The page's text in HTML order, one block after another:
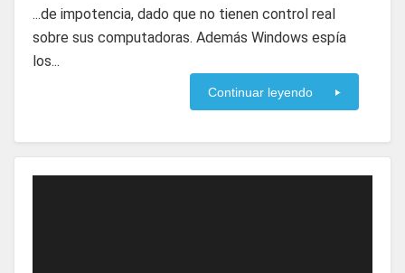
...de impotencia, dado que no tienen control real
sobre sus computadoras. Además Windows espía
los...
Continuar leyendo